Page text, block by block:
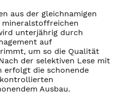
aus der gleichnamigen
mineralstoffreichen
unterjährig durch
auf
um so die Qualität
der selektiven Lese mit
erfolgt die schonende
Ausbau.